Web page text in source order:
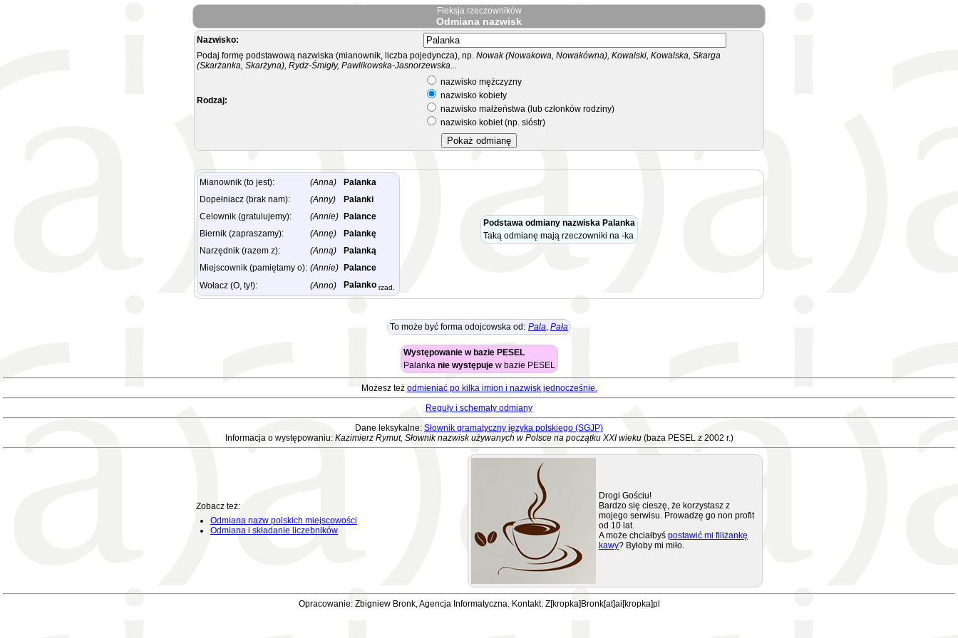
Fleksja rzeczowników
Odmiana nazwisk
Nazwisko:
Podaj formę podstawową nazwiska (mianownik, liczba pojedyncza), np. Nowak (Nowakowa, Nowakówna), Kowalski, Kowalska, Skarga
(Skarżanka, Skarżyna), Rydz-Śmigły, Pawlikowska-Jasnorzewska...
Rodzaj:
nazwisko mężczyzny
nazwisko kobiety
nazwisko małżeństwa (lub członków rodziny)
nazwisko kobiet (np. sióstr)
Mianownik (to jest): (Anna)
Palanka
Dopełniacz (brak nam):
(Anny)
Palanki
Celownik (gratulujemy):
(Annie)
Palance
Biernik (zapraszamy):
(Annę)
Palankę
Narzędnik (razem z):
(Anną)
Palanką
Miejscownik (pamiętamy o): (Annie)
Palance
Wołacz (O, ty!):
(Anno) Palanko rzad.
Podstawa odmiany nazwiska Palanka
Taką odmianę mają rzeczowniki na -ka
To może być forma odojcowska od: Pala, Pała
Występowanie w bazie PESEL
Palanka nie występujew bazie PESEL
Możesz też odmieniać po kilka imion i nazwisk jednocześnie.
Reguły i schematy odmiany
Dane leksykalne: Słownik gramatyczny języka polskiego (SGJP)
Informacja o występowaniu: Kazimierz Rymut, Słownik nazwisk używanych w Polsce na początku XXI wieku(baza PESEL z 2002 r.)
Zobacz też:
Odmiana nazw polskich miejscowości
Odmiana i składanie liczebników
Drogi Gościu!
Bardzo się cieszę, że korzystasz z
mojego serwisu. Prowadzę go non profit
od 10 lat.
A może chciałbyś postawić mi filiżankę
kawy? Byłoby mi miło.
Opracowanie: Zbigniew Bronk, Agencja Informatyczna. Kontakt: Z[kropka]Bronk[at]ai[kropka]pl